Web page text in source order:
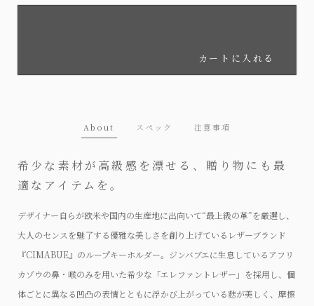
About スペック 注意事項
希少な素材が高級感を漂せる、贈り物にも最
適なアイテムを。
デザイナー自らが欧米や国内の生産地に出向いて“最上級の革”を厳選し、
大人のセンスを魅了する優雅な美しさを創り上げているレザーブランド
『CIMABUE』のループキーホルダー。ジンバブエに生息しているアフリ
カゾウの鼻・喉のみを用いた希少な「エレファントレザー」を採用し、個
体ごとに異なる凹凸の表情とともに浮かび上がっている麩が美しく、摩擦
カートに入れる